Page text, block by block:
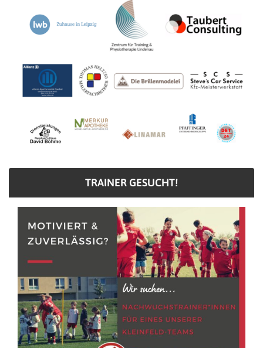
TRAINER GESUCHT!